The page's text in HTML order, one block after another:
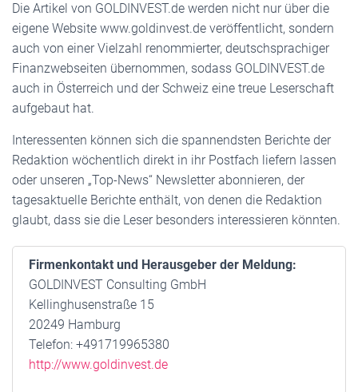
Die Artikel von GOLDINVEST.de werden nicht nur über die
eigene Website www.goldinvest.de veröffentlicht, sondern
auch von einer Vielzahl renommierter, deutschsprachiger
Finanzwebseiten übernommen, sodass GOLDINVEST.de
auch in Österreich und der Schweiz eine treue Leserschaft
aufgebaut hat.
Interessenten können sich die spannendsten Berichte der
Redaktion wöchentlich direkt in ihr Postfach liefern lassen
oder unseren „Top-News“ Newsletter abonnieren, der
tagesaktuelle Berichte enthält, von denen die Redaktion
glaubt, dass sie die Leser besonders interessieren könnten.
Firmenkontakt und Herausgeber der Meldung:
GOLDINVEST Consulting GmbH
Kellinghusenstraße 15
20249 Hamburg
Telefon: +491719965380
http://www.goldinvest.de